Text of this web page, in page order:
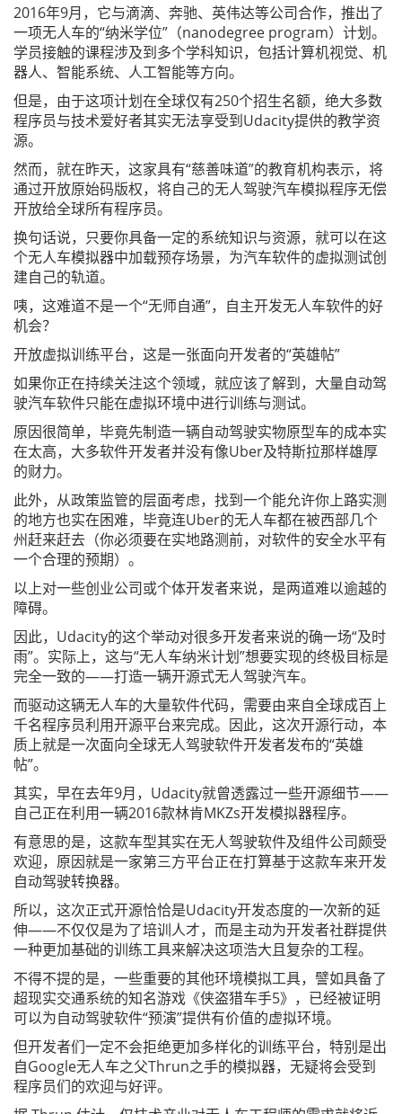
2016年9月，它与滴滴、奔驰、英伟达等公司合作，推出了
一项无人车的“纳米学位”（nanodegree program）计划。
学员接触的课程涉及到多个学科知识，包括计算机视觉、机
器人、智能系统、人工智能等方向。
但是，由于这项计划在全球仅有250个招生名额，绝大多数
程序员与技术爱好者其实无法享受到Udacity提供的教学资
源。
然而，就在昨天，这家具有“慈善味道”的教育机构表示，将
通过开放原始码版权，将自己的无人驾驶汽车模拟程序无偿
开放给全球所有程序员。
换句话说，只要你具备一定的系统知识与资源，就可以在这
个无人车模拟器中加载预存场景，为汽车软件的虚拟测试创
建自己的轨道。
咦，这难道不是一个“无师自通”，自主开发无人车软件的好
机会？
开放虚拟训练平台，这是一张面向开发者的“英雄帖”
如果你正在持续关注这个领域，就应该了解到，大量自动驾
驶汽车软件只能在虚拟环境中进行训练与测试。
原因很简单，毕竟先制造一辆自动驾驶实物原型车的成本实
在太高，大多软件开发者并没有像Uber及特斯拉那样雄厚
的财力。
此外，从政策监管的层面考虑，找到一个能允许你上路实测
的地方也实在困难，毕竟连Uber的无人车都在被西部几个
州赶来赶去（你必须要在实地路测前，对软件的安全水平有
一个合理的预期）。
以上对一些创业公司或个体开发者来说，是两道难以逾越的
障碍。
因此，Udacity的这个举动对很多开发者来说的确一场“及时
雨”。实际上，这与“无人车纳米计划”想要实现的终极目标是
完全一致的——打造一辆开源式无人驾驶汽车。
而驱动这辆无人车的大量软件代码，需要由来自全球成百上
千名程序员利用开源平台来完成。因此，这次开源行动，本
质上就是一次面向全球无人驾驶软件开发者发布的“英雄
帖”。
其实，早在去年9月，Udacity就曾透露过一些开源细节——
自己正在利用一辆2016款林肯MKZs开发模拟器程序。
有意思的是，这款车型其实在无人驾驶软件及组件公司颇受
欢迎，原因就是一家第三方平台正在打算基于这款车来开发
自动驾驶转换器。
所以，这次正式开源恰恰是Udacity开发态度的一次新的延
伸——不仅仅是为了培训人才，而是主动为开发者社群提供
一种更加基础的训练工具来解决这项浩大且复杂的工程。
不得不提的是，一些重要的其他环境模拟工具，譬如具备了
超现实交通系统的知名游戏《侠盗猎车手5》，已经被证明
可以为自动驾驶软件“预演”提供有价值的虚拟环境。
但开发者们一定不会拒绝更加多样化的训练平台，特别是出
自Google无人车之父Thrun之手的模拟器，无疑将会受到
程序员们的欢迎与好评。